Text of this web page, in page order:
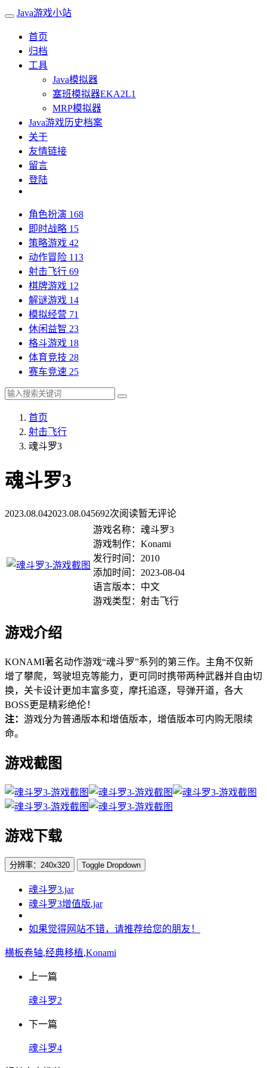
Java游戏小站
首页
归档
工具
Java模拟器
塞班模拟器EKA2L1
MRP模拟器
Java游戏历史档案
关于
友情链接
留言
登陆
角色扮演 168
即时战略 15
策略游戏 42
动作冒险 113
射击飞行 69
棋牌游戏 12
解谜游戏 14
模拟经营 71
休闲益智 23
格斗游戏 18
体育竞技 28
赛车竞速 25
首页
射击飞行
魂斗罗3
魂斗罗3
2023.08.042023.08.045692次阅读暂无评论
游戏名称：魂斗罗3
游戏制作：Konami
发行时间：2010
添加时间：2023-08-04
语言版本：中文
游戏类型：射击飞行
游戏介绍
KONAMI著名动作游戏“魂斗罗”系列的第三作。主角不仅新
增了攀爬，驾驶坦克等能力，更可同时携带两种武器并自由切
换，关卡设计更加丰富多变，摩托追逐，导弹开道，各大
BOSS更是精彩绝伦！
注： 游戏分为普通版本和增值版本，增值版本可内购无限续
命。
游戏截图
游戏下载
分辨率：240x320 Toggle Dropdown
魂斗罗3.jar
魂斗罗3增值版.jar
如果觉得网站不错，请推荐给您的朋友！
横板卷轴,经典移植,Konami
上一篇
魂斗罗2
下一篇
魂斗罗4